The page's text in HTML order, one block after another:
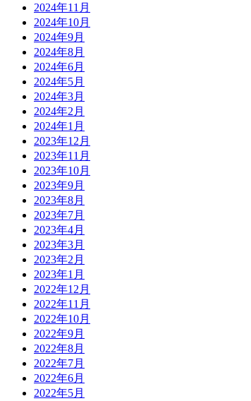
2024年11月
2024年10月
2024年9月
2024年8月
2024年6月
2024年5月
2024年3月
2024年2月
2024年1月
2023年12月
2023年11月
2023年10月
2023年9月
2023年8月
2023年7月
2023年4月
2023年3月
2023年2月
2023年1月
2022年12月
2022年11月
2022年10月
2022年9月
2022年8月
2022年7月
2022年6月
2022年5月